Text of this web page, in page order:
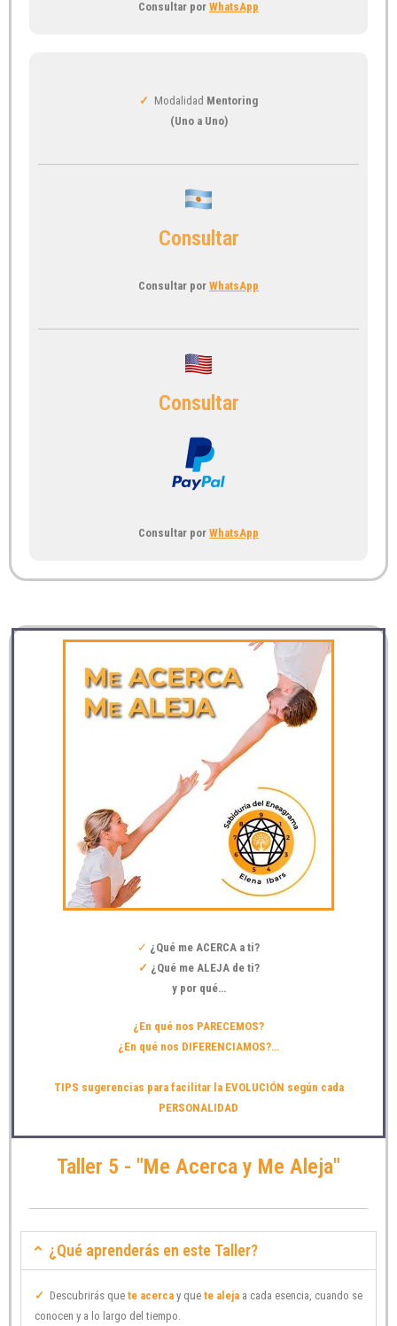
Consultar por WhatsApp
✓ Modalidad Mentoring
(Uno a Uno)
Consultar
Consultar por WhatsApp
Consultar
Consultar por WhatsApp
✓ ¿Qué me ACERCA a ti?
✓ ¿Qué me ALEJA de ti?
y por qué…
¿En qué nos PARECEMOS?
¿En qué nos DIFERENCIAMOS?…
TIPS sugerencias para facilitar la EVOLUCIÓN según cada
PERSONALIDAD
Taller 5 - "Me Acerca y Me Aleja"
¿Qué aprenderás en este Taller?
✓ Descubrirás que te acerca y que te aleja a cada esencia, cuando se
conocen y a lo largo del tiempo.